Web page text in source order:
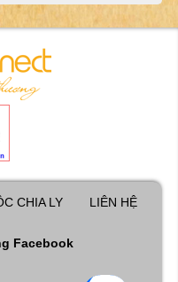
CHIA LY LIÊN HỆ
Facebook